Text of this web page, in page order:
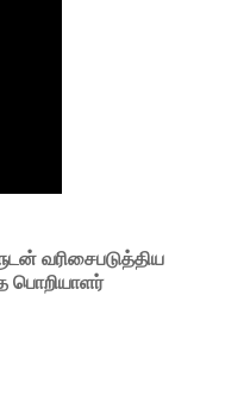
வரிசைபடுத்திய
பொறியாளர்